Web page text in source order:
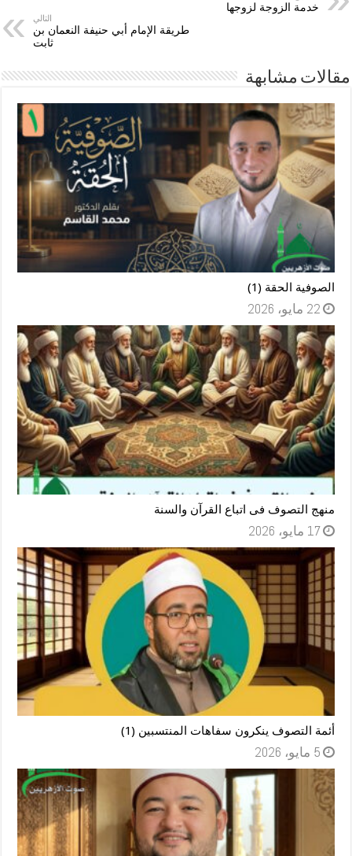
خدمة الزوجة لزوجها
التالي
طريقة الإمام أبي حنيفة النعمان بن
ثابت
مقالات مشابهة
الصوفية الحقة (1)
22 مايو، 2026
منهج التصوف فى اتباع القرآن والسنة
17 مايو، 2026
أئمة التصوف ينكرون سفاهات المنتسبين (1)
5 مايو، 2026